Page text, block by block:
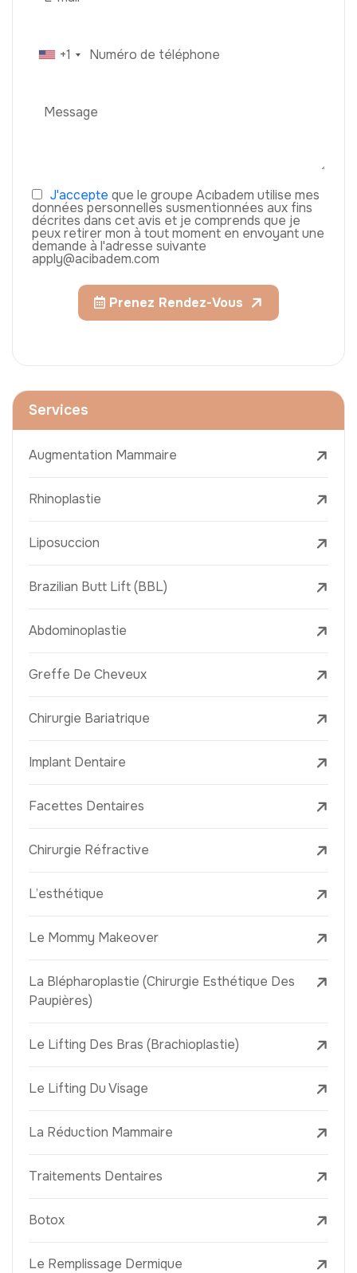
+1
J'accepte que le groupe Acıbadem utilise mes
données personnelles susmentionnées aux fins
décrites dans cet avis et je comprends que je
peux retirer mon à tout moment en envoyant une
demande à l'adresse suivante
apply@acibadem.com
Prenez Rendez-Vous
Services
Augmentation Mammaire
Rhinoplastie
Liposuccion
Brazilian Butt Lift (BBL)
Abdominoplastie
Greffe De Cheveux
Chirurgie Bariatrique
Implant Dentaire
Facettes Dentaires
Chirurgie Réfractive
L’esthétique
Le Mommy Makeover
La Blépharoplastie (Chirurgie Esthétique Des
Paupières)
Le Lifting Des Bras (Brachioplastie)
Le Lifting Du Visage
La Réduction Mammaire
Traitements Dentaires
Botox
Le Remplissage Dermique